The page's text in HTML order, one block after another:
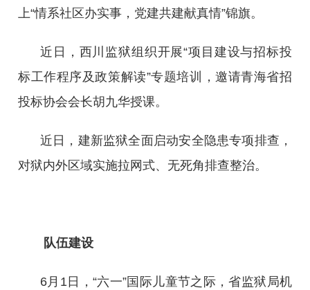
上“情系社区办实事，党建共建献真情”锦旗。
近日，西川监狱组织开展“项目建设与招标投
标工作程序及政策解读”专题培训，邀请青海省招
投标协会会长胡九华授课。
近日，建新监狱全面启动安全隐患专项排查，
对狱内外区域实施拉网式、无死角排查整治。
队伍建设
6月1日，“六一”国际儿童节之际，省监狱局机